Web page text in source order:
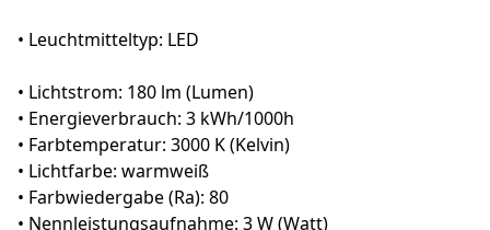
• Leuchtmitteltyp: LED
• Lichtstrom: 180 lm (Lumen)
• Energieverbrauch: 3 kWh/1000h
• Farbtemperatur: 3000 K (Kelvin)
• Lichtfarbe: warmweiß
• Farbwiedergabe (Ra): 80
• Nennleistungsaufnahme: 3 W (Watt)